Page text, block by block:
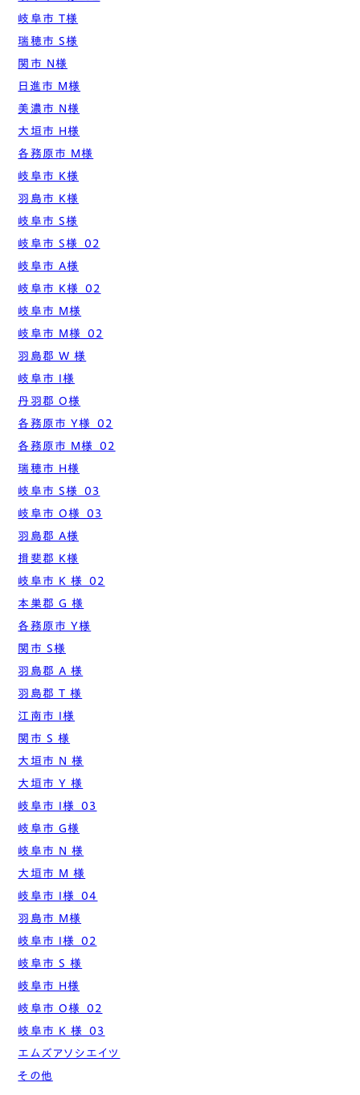
岐阜市 T様
瑞穂市 S様
関市 N様
日進市 M様
美濃市 N様
大垣市 H様
各務原市 M様
岐阜市 K様
羽島市 K様
岐阜市 S様
岐阜市 S様_02
岐阜市 A様
岐阜市 K様_02
岐阜市 M様
岐阜市 M様_02
羽島郡 W 様
岐阜市 I様
丹羽郡 O様
各務原市 Y様_02
各務原市 M様_02
瑞穂市 H様
岐阜市 S様_03
岐阜市 O様_03
羽島郡 A様
揖斐郡 K様
岐阜市 K 様_02
本巣郡 G 様
各務原市 Y様
関市 S様
羽島郡 A 様
羽島郡 T 様
江南市 I様
関市 S 様
大垣市 N 様
大垣市 Y 様
岐阜市 I様_03
岐阜市 G様
岐阜市 N 様
大垣市 M 様
岐阜市 I様_04
羽島市 M様
岐阜市 I様_02
岐阜市 S 様
岐阜市 H様
岐阜市 O様_02
岐阜市 K 様_03
エムズアソシエイツ
その他